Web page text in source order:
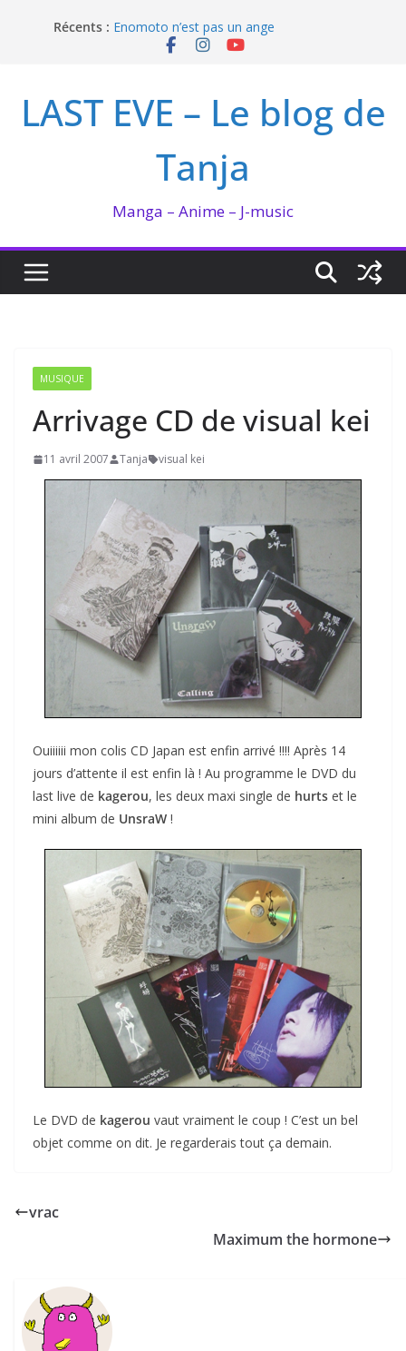
Récents : Enomoto n’est pas un ange
QUEEN BEE enflamme le Bataclan
I’m not in love de Zeniko Sumiya
LAST EVE – Le blog de
Tanja
Manga – Anime – J-music
MUSIQUE
Arrivage CD de visual kei
11 avril 2007 Tanja visual kei
Ouiiiiii mon colis CD Japan est enfin arrivé !!!! Après 14
jours d’attente il est enfin là ! Au programme le DVD du
last live de kagerou, les deux maxi single de hurts et le
mini album de UnsraW !
Le DVD de kagerou vaut vraiment le coup ! C’est un bel
objet comme on dit. Je regarderais tout ça demain.
vrac
Maximum the hormone